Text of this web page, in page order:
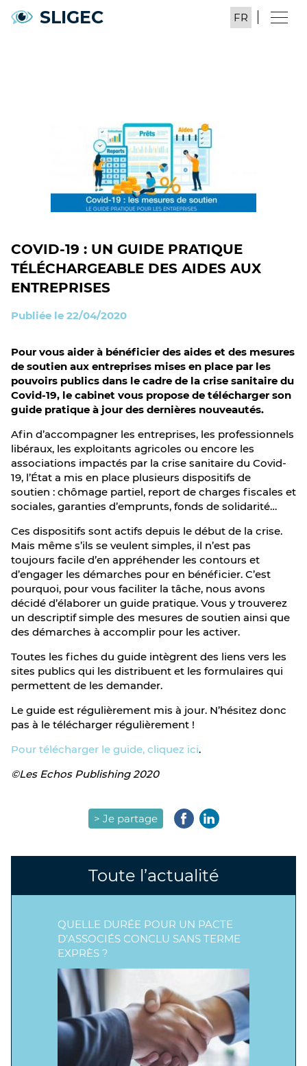
SLIGEC
COVID-19 : UN GUIDE PRATIQUE
TÉLÉCHARGEABLE DES AIDES AUX
ENTREPRISES
Publiée le 22/04/2020
Pour vous aider à bénéficier des aides et des mesures
de soutien aux entreprises mises en place par les
pouvoirs publics dans le cadre de la crise sanitaire du
Covid-19, le cabinet vous propose de télécharger son
guide pratique à jour des dernières nouveautés.
Afin d’accompagner les entreprises, les professionnels
libéraux, les exploitants agricoles ou encore les
associations impactés par la crise sanitaire du Covid-
19, l’État a mis en place plusieurs dispositifs de
soutien : chômage partiel, report de charges fiscales et
sociales, garanties d’emprunts, fonds de solidarité…
Ces dispositifs sont actifs depuis le début de la crise.
Mais même s’ils se veulent simples, il n’est pas
toujours facile d’en appréhender les contours et
d’engager les démarches pour en bénéficier. C’est
pourquoi, pour vous faciliter la tâche, nous avons
décidé d’élaborer un guide pratique. Vous y trouverez
un descriptif simple des mesures de soutien ainsi que
des démarches à accomplir pour les activer.
Toutes les fiches du guide intègrent des liens vers les
sites publics qui les distribuent et les formulaires qui
permettent de les demander.
Le guide est régulièrement mis à jour. N’hésitez donc
pas à le télécharger régulièrement !
Pour télécharger le guide, cliquez ici.
©Les Echos Publishing 2020
> Je partage
Toute l’actualité
QUELLE DURÉE POUR UN PACTE
D’ASSOCIÉS CONCLU SANS TERME
EXPRÈS ?